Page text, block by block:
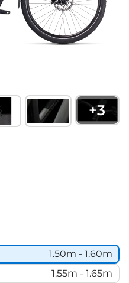
+3
1.50m - 1.60m
1.55m - 1.65m